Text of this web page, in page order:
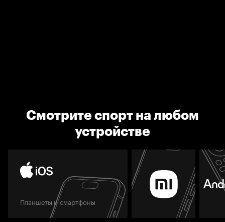
Смотрите спорт на любом
устройстве
Планшеты и смартфоны